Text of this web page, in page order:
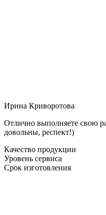
Ирина Криворотова
Отлично выполняете свою
довольны, респект!)
Качество продукции
Уровень сервиса
Срок изготовления